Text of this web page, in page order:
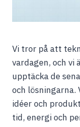
Vi tror på att
vardagen, och
upptäcka de
och
idéer och
tid, energi och